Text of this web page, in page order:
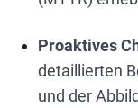
Proaktives
detaillierten
und der